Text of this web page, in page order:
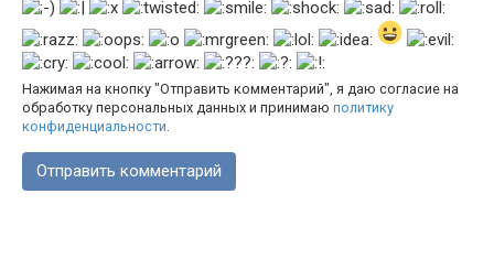
Нажимая на кнопку "Отправить комментарий", я даю согласие на
обработку персональных данных и принимаю политику
конфиденциальности